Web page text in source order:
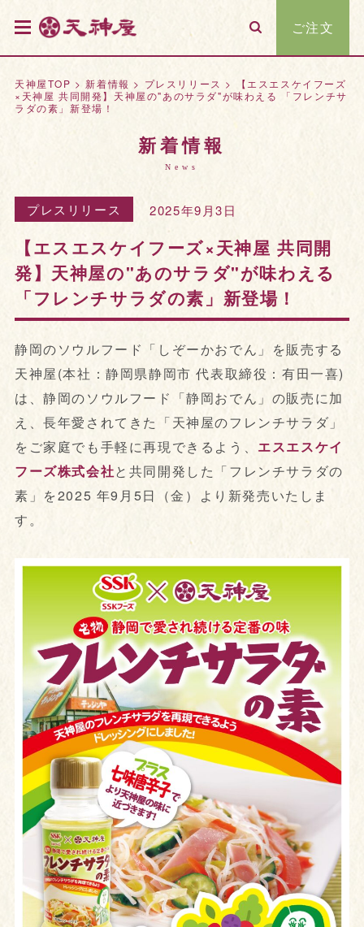
ご注文
天神屋TOP >新着情報 > プレスリリース >
【エスエスケイフーズ
×天神屋 共同開発】天神屋の"あのサラダ"が味わえる 「フレンチサ
ラダの素」新登場！
新着情報
News
プレスリリース 2025年9月3日
【エスエスケイフーズ×天神屋 共同開
発】天神屋の"あのサラダ"が味わえる
「フレンチサラダの素」新登場！
静岡のソウルフード「しぞーかおでん」を販売する
天神屋(本社：静岡県静岡市 代表取締役：有田一喜)
は、静岡のソウルフード「静岡おでん」の販売に加
え、長年愛されてきた「天神屋のフレンチサラダ」
をご家庭でも手軽に再現できるよう、 エスエスケイ
フーズ株式会社と共同開発した「フレンチサラダの
素」を2025 年9月5日（金）より新発売いたしま
す。